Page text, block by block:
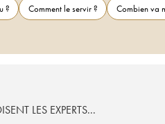
? Comment le servir ?
Combien va
LES EXPERTS...